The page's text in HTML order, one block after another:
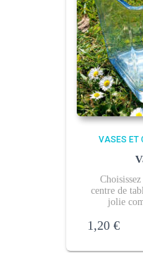
VASES ET
centre de
jolie
1,20 €